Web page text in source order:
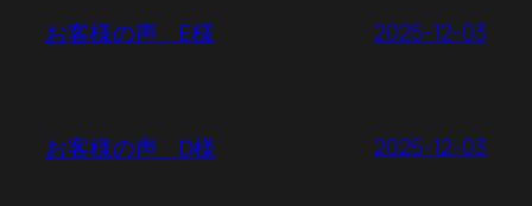
お客様の声 E様 2025-12-03
お客様の声 D様 2025-12-03